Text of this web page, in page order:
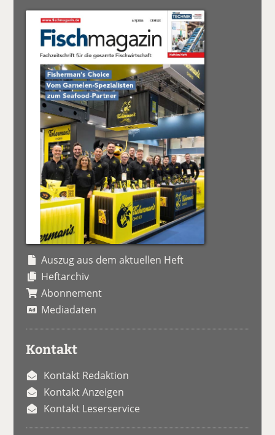
Auszug aus dem aktuellen Heft
Heftarchiv
Abonnement
Mediadaten
Kontakt
Kontakt Redaktion
Kontakt Anzeigen
Kontakt Leserservice